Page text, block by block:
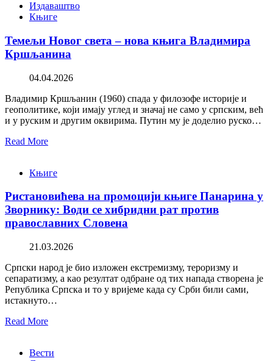
Издаваштво
Књиге
Темељи Новог света – нова књига Владимира
Кршљанина
04.04.2026
Владимир Кршљанин (1960) спада у филозофе историје и
геополитике, који имају углед и значај не само у српским, већ
и у руским и другим оквирима. Путин му је доделио руско…
Read More
Књиге
Ристановићева на промоцији књиге Панарина у
Зворнику: Води се хибридни рат против
православних Словена
21.03.2026
Српски народ је био изложен екстремизму, тероризму и
сепаратизму, а као резултат одбране од тих напада створена је
Република Српска и то у вријеме када су Срби били сами,
истакнуто…
Read More
Вести